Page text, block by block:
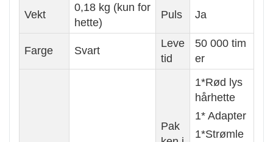
Vekt
0,18 kg (kun for
hette)
Puls Ja
Farge Svart
Leve
tid
50 000 tim
er
Pak
1*Rød lys
hårhette
1* Adapter
1*Strømle